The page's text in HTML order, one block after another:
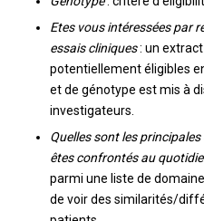
Etes vous intéressées par
essais cliniques: un
potentiellement éligibles
et de génotype est mis à
investigateurs.
Quelles sont les
êtes confrontés au
parmi une liste de
de voir des similarités/